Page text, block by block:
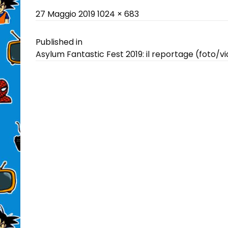
Posted
27 Maggio 2019Full
1024 × 683
Navigazione
articoli
Published in
Asylum Fantastic Fest 2019: il reportage (foto/